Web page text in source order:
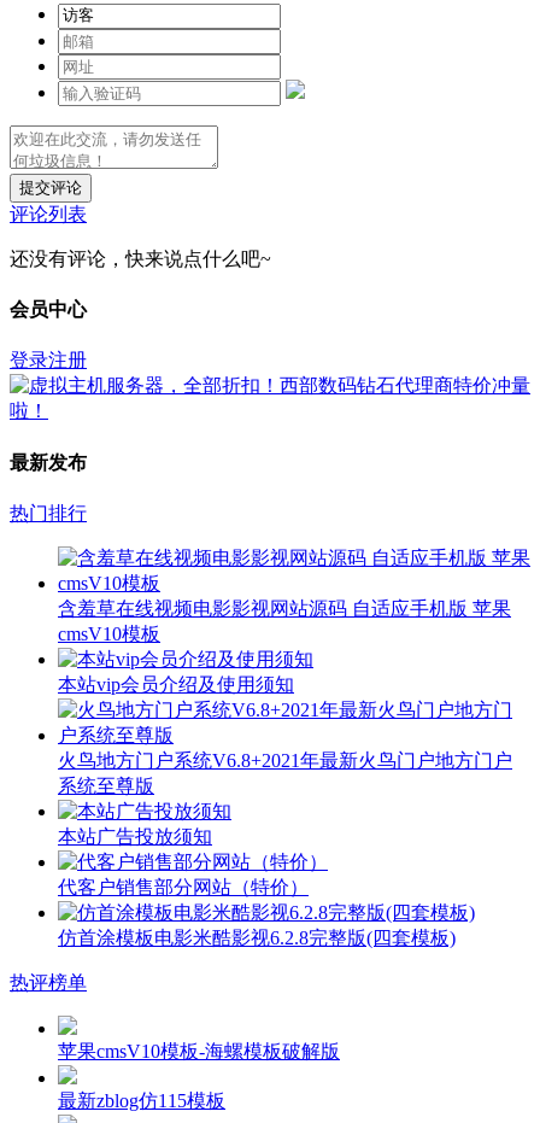
提交评论
评论列表
还没有评论，快来说点什么吧~
会员中心
登录注册
最新发布
热门排行
含羞草在线视频电影影视网站源码 自适应手机版 苹果
cmsV10模板
本站vip会员介绍及使用须知
火鸟地方门户系统V6.8+2021年最新火鸟门户地方门户
系统至尊版
本站广告投放须知
代客户销售部分网站（特价）
仿首涂模板电影米酷影视6.2.8完整版(四套模板)
热评榜单
苹果cmsV10模板-海螺模板破解版
最新zblog仿115模板